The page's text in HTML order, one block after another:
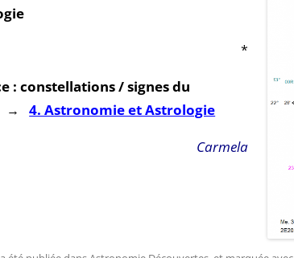
*
: constellations / signes du
→ 4. Astronomie et Astrologie
Carmela